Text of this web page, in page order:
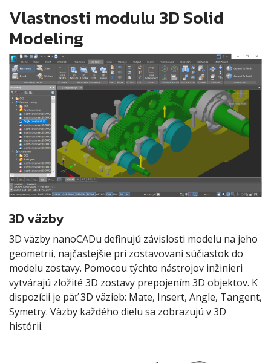
Vlastnosti modulu 3D Solid
Modeling
3D väzby
3D väzby nanoCADu definujú závislosti modelu na jeho
geometrii, najčastejšie pri zostavovaní súčiastok do
modelu zostavy. Pomocou týchto nástrojov inžinieri
vytvárajú zložité 3D zostavy prepojením 3D objektov. K
dispozícii je päť 3D väzieb: Mate, Insert, Angle, Tangent,
Symetry. Väzby každého dielu sa zobrazujú v 3D
histórii.